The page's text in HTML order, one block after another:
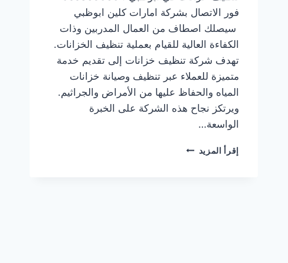
فور الاتصال بشركة امارات كلين ابوظبي
سيصلك اصطاف من العمال المدربين وذات
الكفاءة العالية للقيام بعملية تنظيف الخزانات.
تهدف شركة تنظيف خزانات إلى تقديم خدمة
متميزة للعملاء عبر تنظيف وصيانة خزانات
المياه والحفاظ عليها من الأمراض والجراثيم.
ويرتكز نجاح هذه الشركة على الخبرة
الواسعة…
إقرأ المزيد شركة